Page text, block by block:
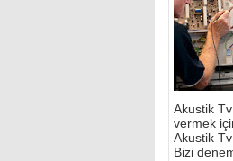
Akustik
vermek
Akustik
Bizi